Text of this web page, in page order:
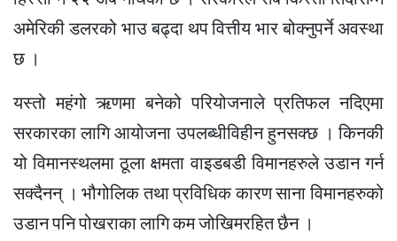
अमेरिकी डलरको भाउ बढ्दा थप वित्तीय भार बोक्नुपर्ने अवस्था
छ ।
यस्तो महंगो ऋणमा बनेको परियोजनाले प्रतिफल नदिएमा
सरकारका लागि आयोजना उपलब्धीविहीन हुनसक्छ । किनकी
यो विमानस्थलमा ठूला क्षमता वाइडबडी विमानहरुले उडान गर्न
सक्दैनन् । भौगोलिक तथा प्रविधिक कारण साना विमानहरुको
उडान पनि पोखराका लागि कम जोखिमरहित छैन ।